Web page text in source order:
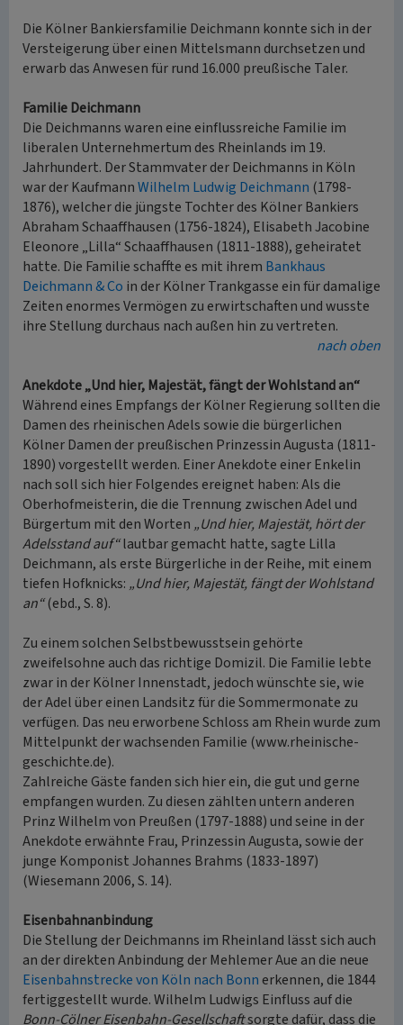
Die Kölner Bankiersfamilie Deichmann konnte sich in der
Versteigerung über einen Mittelsmann durchsetzen und
erwarb das Anwesen für rund 16.000 preußische Taler.
Familie Deichmann
Die Deichmanns waren eine einflussreiche Familie im
liberalen Unternehmertum des Rheinlands im 19.
Jahrhundert. Der Stammvater der Deichmanns in Köln
war der KaufmannWilhelm Ludwig Deichmann (1798-
1876), welcher die jüngste Tochter des Kölner Bankiers
Abraham Schaaffhausen (1756-1824), Elisabeth Jacobine
Eleonore „Lilla“ Schaaffhausen (1811-1888), geheiratet
hatte. Die Familie schaffte es mit ihrem Bankhaus
Deichmann & Co in der Kölner Trankgasse ein für damalige
Zeiten enormes Vermögen zu erwirtschaften und wusste
ihre Stellung durchaus nach außen hin zu vertreten.
nach oben
Anekdote „Und hier, Majestät, fängt der Wohlstand an“
Während eines Empfangs der Kölner Regierung sollten die
Damen des rheinischen Adels sowie die bürgerlichen
Kölner Damen der preußischen Prinzessin Augusta (1811-
1890) vorgestellt werden. Einer Anekdote einer Enkelin
nach soll sich hier Folgendes ereignet haben: Als die
Oberhofmeisterin, die die Trennung zwischen Adel und
Bürgertum mit den Worten „Und hier, Majestät, hört der
Adelsstand auf“lautbar gemacht hatte, sagte Lilla
Deichmann, als erste Bürgerliche in der Reihe, mit einem
tiefen Hofknicks: „Und hier, Majestät, fängt der Wohlstand
an“(ebd., S. 8).
Zu einem solchen Selbstbewusstsein gehörte
zweifelsohne auch das richtige Domizil. Die Familie lebte
zwar in der Kölner Innenstadt, jedoch wünschte sie, wie
der Adel über einen Landsitz für die Sommermonate zu
verfügen. Das neu erworbene Schloss am Rhein wurde zum
Mittelpunkt der wachsenden Familie (www.rheinische-
geschichte.de).
Zahlreiche Gäste fanden sich hier ein, die gut und gerne
empfangen wurden. Zu diesen zählten untern anderen
Prinz Wilhelm von Preußen (1797-1888) und seine in der
Anekdote erwähnte Frau, Prinzessin Augusta, sowie der
junge Komponist Johannes Brahms (1833-1897)
(Wiesemann 2006, S. 14).
Eisenbahnanbindung
Die Stellung der Deichmanns im Rheinland lässt sich auch
an der direkten Anbindung der Mehlemer Aue an die neue
Eisenbahnstrecke von Köln nach Bonn erkennen, die 1844
fertiggestellt wurde. Wilhelm Ludwigs Einfluss auf die
Bonn-Cölner Eisenbahn-Gesellschaftsorgte dafür, dass die